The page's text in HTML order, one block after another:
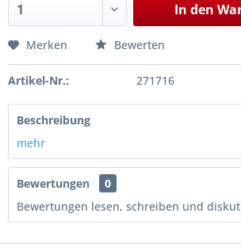
In den
Merken Bewerten
Artikel-Nr.: 271716
Beschreibung
mehr
Bewertungen
0
Bewertungen lesen, schreiben und